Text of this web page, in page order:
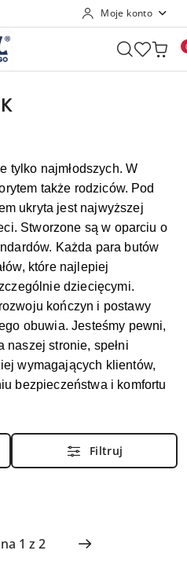
Moje konto
tylko najmłodszych. W
także rodziców. Pod
ukryta jest najwyższej
Stworzone są w oparciu o
Każda para butów
które najlepiej
dziecięcymi.
kończyn i postawy
obuwia. Jesteśmy pewni,
naszej stronie, spełni
wymagających klientów,
bezpieczeństwa i komfortu
Filtruj